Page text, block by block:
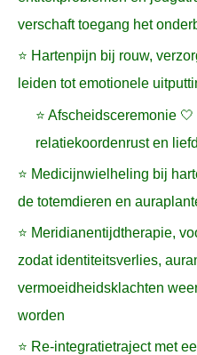
verschaft toegang het
⭐ Hartenpijn bij rouw,
leiden tot emotionele
⭐ Afscheidsceremonie
relatiekoordenrust en
⭐ Medicijnwielheling bij
de totemdieren en
⭐ Meridianentijdtherapie,
zodat identiteitsverlies,
vermoeidheidsklachten
worden
⭐ Re-integratietraject met